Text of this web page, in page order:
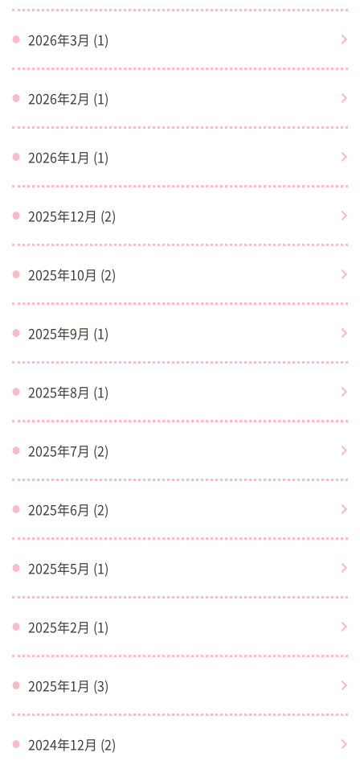
2026年3月 (1)
2026年2月 (1)
2026年1月 (1)
2025年12月 (2)
2025年10月 (2)
2025年9月 (1)
2025年8月 (1)
2025年7月 (2)
2025年6月 (2)
2025年5月 (1)
2025年2月 (1)
2025年1月 (3)
2024年12月 (2)